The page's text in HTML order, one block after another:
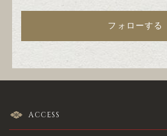
フォローする
ACCESS